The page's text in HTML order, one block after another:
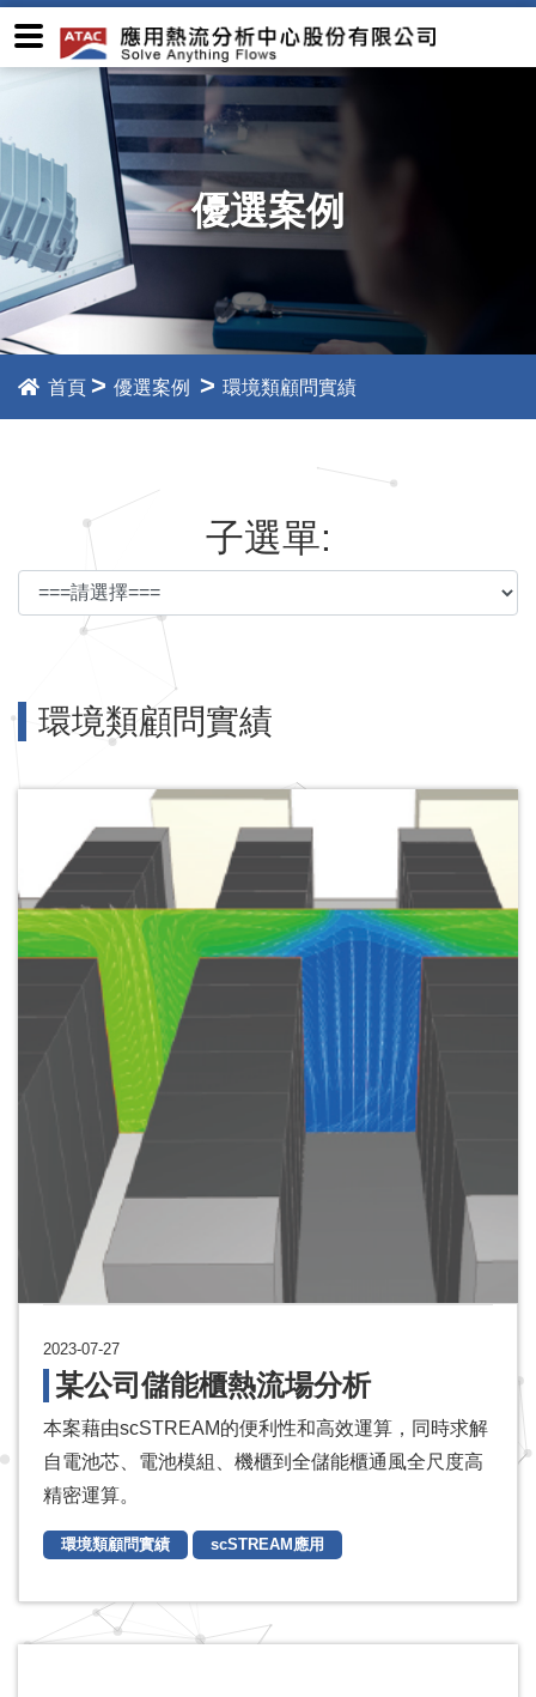
優選案例
首頁 > 優選案例 > 環境類顧問實績
子選單:
環境類顧問實績
2023-07-27
某公司儲能櫃熱流場分析
本案藉由scSTREAM的便利性和高效運算，同時求解
自電池芯、電池模組、機櫃到全儲能櫃通風全尺度高
精密運算。
環境類顧問實績 scSTREAM應用